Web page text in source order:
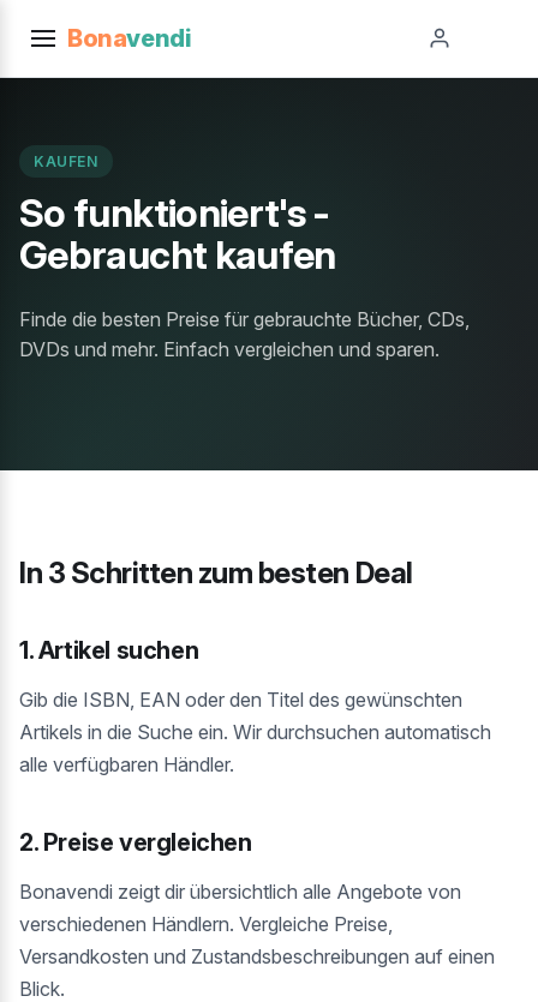
Bonavendi
KAUFEN
So funktioniert's -
Gebraucht kaufen
Finde die besten Preise für gebrauchte Bücher, CDs,
DVDs und mehr. Einfach vergleichen und sparen.
In 3 Schritten zum besten Deal
1. Artikel suchen
Gib die ISBN, EAN oder den Titel des gewünschten
Artikels in die Suche ein. Wir durchsuchen automatisch
alle verfügbaren Händler.
2. Preise vergleichen
Bonavendi zeigt dir übersichtlich alle Angebote von
verschiedenen Händlern. Vergleiche Preise,
Versandkosten und Zustandsbeschreibungen auf einen
Blick.